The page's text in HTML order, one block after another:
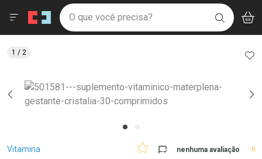
Drogaria São Paulo
Ir direto para a home
pela página
Ir direto para o conteúdo
Ir direto para a busca
Ir direto para a conta
Ir direto para a notificações
Ir direto para o carrinho
Ir direto para o menu
Faça a sua busca
O que você precisa? BUSCAR
Menu
Breadcrumb
Vitamina nenhuma avaliação 0
1 / 2